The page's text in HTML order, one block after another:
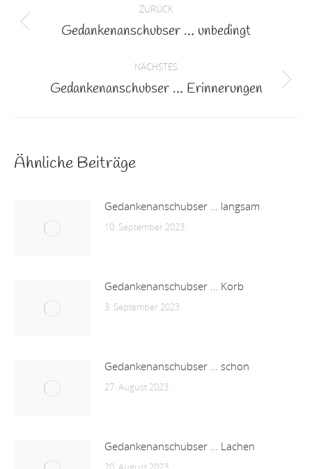
ZURÜCK
Vorheriger
Gedankenanschubser … unbedingt
NÄCHSTES
Nächster
Gedankenanschubser … Erinnerungen
Ähnliche Beiträge
Gedankenanschubser … langsam
10. September 2023
Gedankenanschubser … Korb
3. September 2023
Gedankenanschubser … schon
27. August 2023
Gedankenanschubser … Lachen